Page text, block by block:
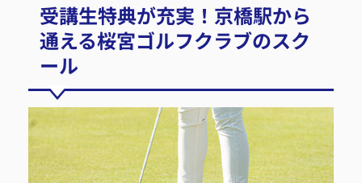
受講生特典が充実！京橋駅から
通える桜宮ゴルフクラブのスク
ール